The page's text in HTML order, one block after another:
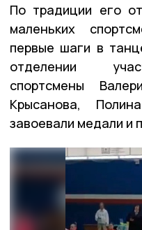
По традиции его
маленьких
первые шаги в
отделении
спортсмены
Крысанова,
завоевали медали и